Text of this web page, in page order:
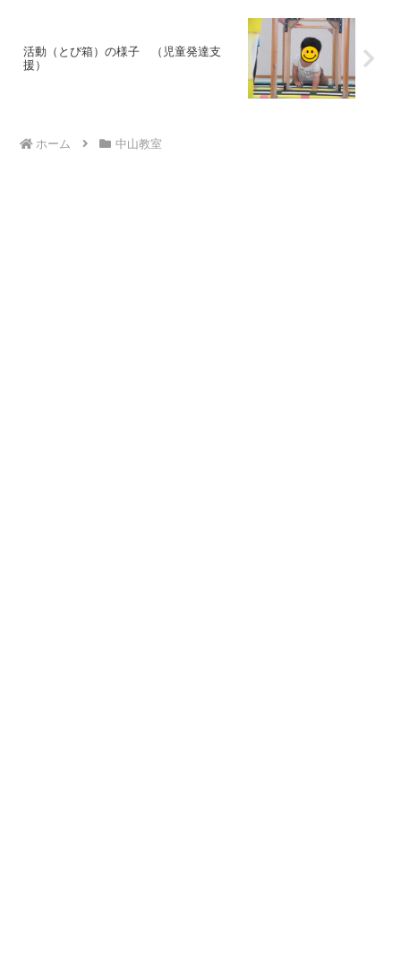
活動（とび箱）の様子 （児童発達支
援）
ホーム 中山教室